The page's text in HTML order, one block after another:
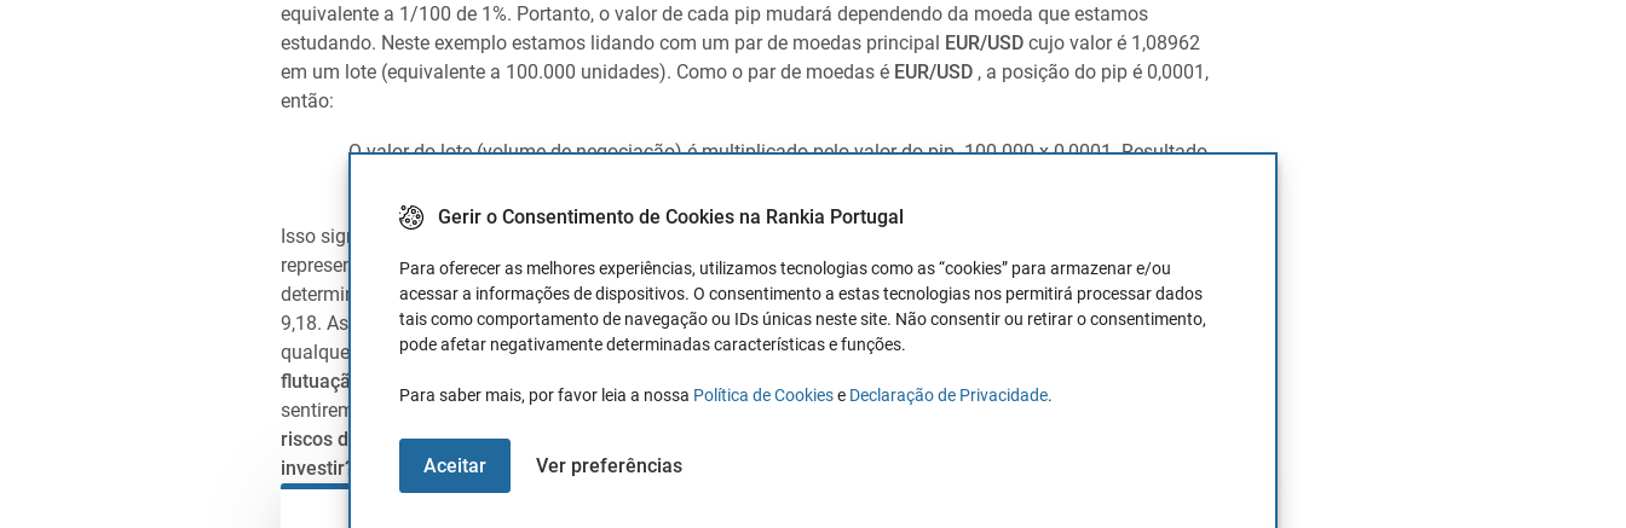
Gerir o Consentimento de Cookies na Rankia Portugal
Para oferecer as melhores experiências, utilizamos tecnologias como as “cookies” para armazenar e/ou
acessar a informações de dispositivos. O consentimento a estas tecnologias nos permitirá processar dados
tais como comportamento de navegação ou IDs únicas neste site. Não consentir ou retirar o consentimento,
pode afetar negativamente determinadas características e funções.
Para saber mais, por favor leia a nossa Política de Cookiese Declaração de Privacidade.
Aceitar Ver preferências
equivalente a 1/100 de 1%. Portanto, o valor de cada pip mudará dependendo da moeda que estamos
estudando. Neste exemplo estamos lidando com um par de moedas principal EUR/USD cujo valor é 1,08962
em um lote (equivalente a 100.000 unidades). Como o par de moedas é EUR/USD , a posição do pip é 0,0001,
então:
O valor do lote (volume de negociação) é multiplicado pelo valor do pip. 100.000 x 0,0001. Resultado
Isso significa que 1 pip tem o valor de 10
representará um lucro de 10 USD. E para cada pip contra a negociação, a perda será de 10USD. Para
determinar o valor do pip na moeda base (EUR), executamos a negociação 0,0001 / 1,08962 * 100,000 =
9,18. Assim, cada pip tem um valor de 9,18euros. Em suma, como um novo investidor, antes de fazer
qualquer negociação, devemos entender completamente o significado e o
flutuação
sentiremos prontos para
interpretar as implicações financeiras dos movimentos do mercado
riscos de perda e aumentar os benefícios e recompensas com boa precisão.
investir?
A continuação, deixamos algumas corretoras importantes do mercado👇: